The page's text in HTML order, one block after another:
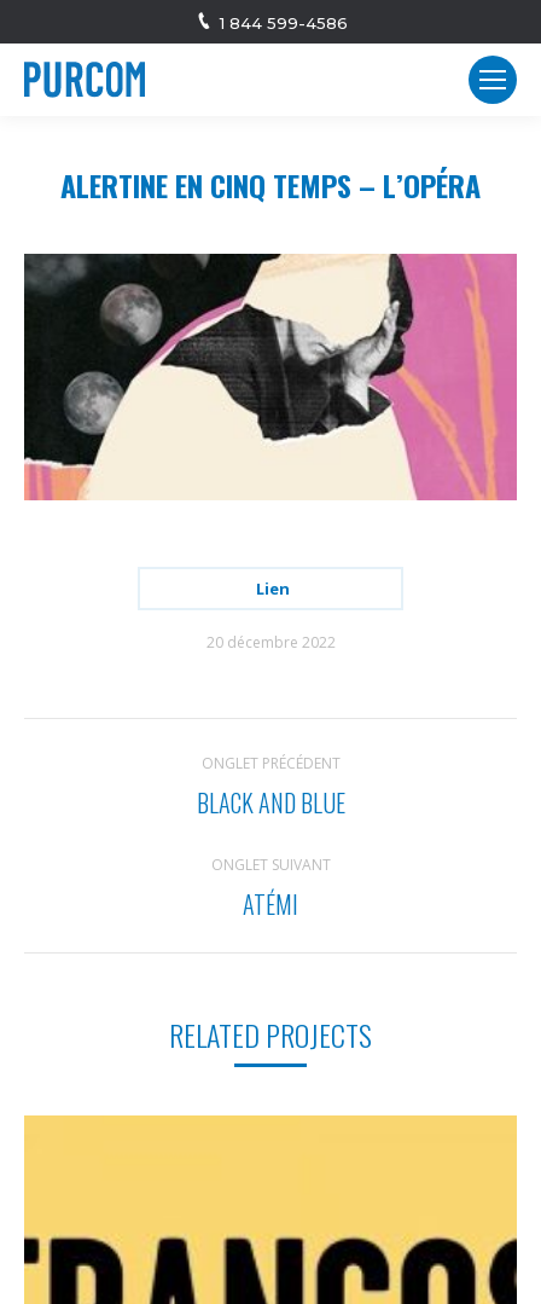
1 844 599-4586
ALERTINE EN CINQ TEMPS – L’OPÉRA
Lien
20 décembre 2022
COMMENTAIRE
ONGLET PRÉCÉDENT
Onglet
BLACK AND BLUE
ONGLET SUIVANT
Projets
ATÉMI
RELATED PROJECTS